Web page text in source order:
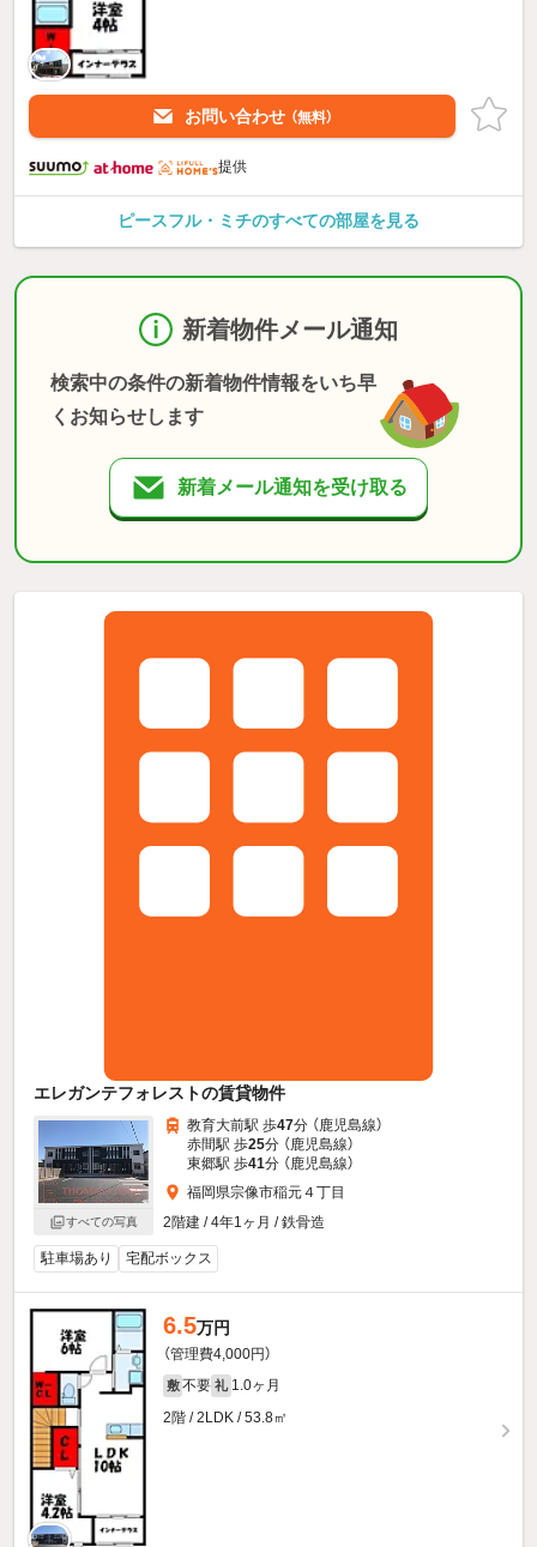
お問い合わせ （無料）
提供
ピースフル・ミチのすべての部屋を見る
新着物件メール通知
検索中の条件の新着物件情報をいち早
くお知らせします
新着メール通知を受け取る
エレガンテフォレストの賃貸物件
すべての写真
教育大前駅 歩47分 （鹿児島線）
赤間駅 歩25分 （鹿児島線）
東郷駅 歩41分 （鹿児島線）
福岡県宗像市稲元４丁目
2階建 / 4年1ヶ月 / 鉄骨造
駐車場あり 宅配ボックス
6.5万円
（管理費4,000円）
敷 不要 礼 1.0ヶ月
2階 / 2LDK / 53.8㎡